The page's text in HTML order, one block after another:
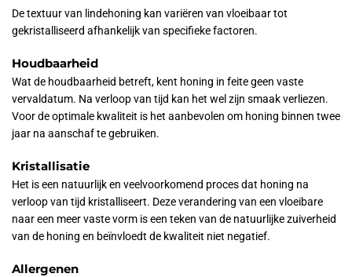
De textuur van lindehoning kan variëren van vloeibaar tot
gekristalliseerd afhankelijk van specifieke factoren.
Houdbaarheid
Wat de houdbaarheid betreft, kent honing in feite geen vaste
vervaldatum. Na verloop van tijd kan het wel zijn smaak verliezen.
Voor de optimale kwaliteit is het aanbevolen om honing binnen twee
jaar na aanschaf te gebruiken.
Kristallisatie
Het is een natuurlijk en veelvoorkomend proces dat honing na
verloop van tijd kristalliseert. Deze verandering van een vloeibare
naar een meer vaste vorm is een teken van de natuurlijke zuiverheid
van de honing en beïnvloedt de kwaliteit niet negatief.
Allergenen